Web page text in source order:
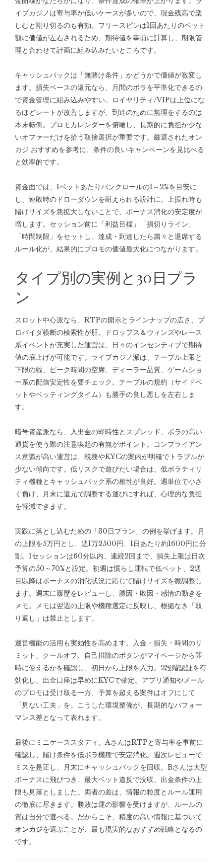
イブカジノは寄与率が低いケースが多いので、現金残高で楽
しむと割り切るのも有効。フリースピンは1回あたりのベット
額に価値が左右されるため、期待値を事前に計算し、期限管
理と合わせて計画に組み込みたいところです。
キャッシュバックは「無賭け条件」かどうかで価値が激変し
ます。損失ベースの還元なら、月間のボラを平準化できるの
で資金管理に組み込みやすい。ロイヤリティ/VIPは上位にな
るほどレートが改善しますが、到達のために無理をするのは
本末転倒。プロモカレンダーを俯瞰し、長期的に負担が少な
いオファーだけを拾う取捨選択が重要です。厳選されたオン
カジ おすすめを参考に、条件の良いキャンペーンを見比べる
と効率的です。
資金面では、1ベットあたりバンクロールの1～2%を目安に
し、連敗時のドローダウンを耐えられる設計に。上振れ時も
賭けサイズを急拡大しないことで、ボーナス消化の安定度が
増します。セッション前に「利益目標」「損切りライン」
「時間制限」をセットし、達成・到達したら粛々と退席する
ルール化が、結果的にプロモの価値最大化につながります。
タイプ別の実例と30日プラ
ン
スロット中心派なら、RTPの開示とラインナップの広さ、プ
ロバイダ横断の検索性が肝。ドロップス＆ウィンズやレース
系イベントが充実した運営は、日々のインセンティブで期待
値の底上げが可能です。ライブカジノ派は、テーブル上限と
下限の幅、ピーク時間の空席、ディーラー品質、ゲームショ
ー系の配信安定性を要チェック。テーブルの規約（サイドベ
ットやベッティングタイム）も勝手の良し悪しを左右しま
す。
暗号資産派なら、入出金の即時性とスプレッド、ボラの高い
通貨を使う際の注意喚起の有無がポイント。コンプライアン
ス意識が高い運営は、税務やKYCの案内が明確でトラブルが
少ない傾向です。低リスクで遊びたい場合は、低ボラティリ
ティ機種とキャッシュバック系の相性が良好。週単位で小さ
く負け、月末に還元で調整する運びにすれば、心理的な負担
を軽減できます。
実践に落とし込むための「30日プラン」の例を挙げます。月
の上限を5万円とし、週1万2500円、1日あたり約1600円に分
割。1セッションは60分以内、連続2回まで、損失上限は日次
予算の50～70%と設定。初週は慣らし運転で低ベット、2週
目以降はボーナスの消化状況に応じて賭けサイズを微調整し
ます。週末に履歴をレビューし、勝因・敗因・感情の動きを
メモ。メモは翌週の上限や機種選定に反映し、根拠なき「取
り返し」は禁止とします。
運営機能の活用も実効性を高めます。入金・損失・時間のリ
ミット、クールオフ、自己排除のボタンがマイページから即
時に使えるかを確認し、初日から上限を入力。2段階認証を有
効化し、出金口座は早めにKYCで確定。アプリ通知やメール
のプロモは受け取る一方、予算を超える案件はオフにして
「見ない工夫」を。こうした環境整備が、長期的なパフォー
マンス差となって表れます。
最後にミニケーススタディ。AさんはRTPと寄与率を事前に
確認し、賭け条件を低ボラ機種で安定消化。週次レビューで
ミスを是正し、月末にキャッシュバックを回収。Bさんは大型
ボーナスに飛びつき、最大ベット違反で没収、出金条件の上
限も見落としました。両者の差は、情報の粒度とルール運用
の徹底に尽きます。勝敗は運の影響を受けますが、ルールの
質は自分で選べる。だからこそ、精度の高い情報に基づいて
オンカジを選ぶことが、最も現実的なおすすめ戦略となるの
です。